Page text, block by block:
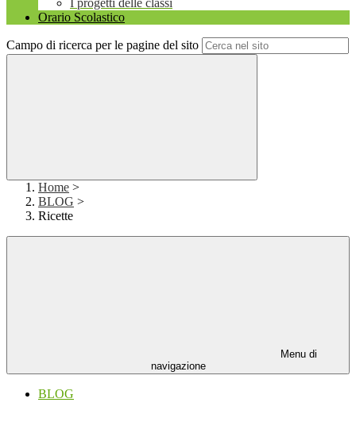
I progetti delle classi
Orario Scolastico
Campo di ricerca per le pagine del sito
Home >
BLOG >
Ricette
Menu di
navigazione
BLOG